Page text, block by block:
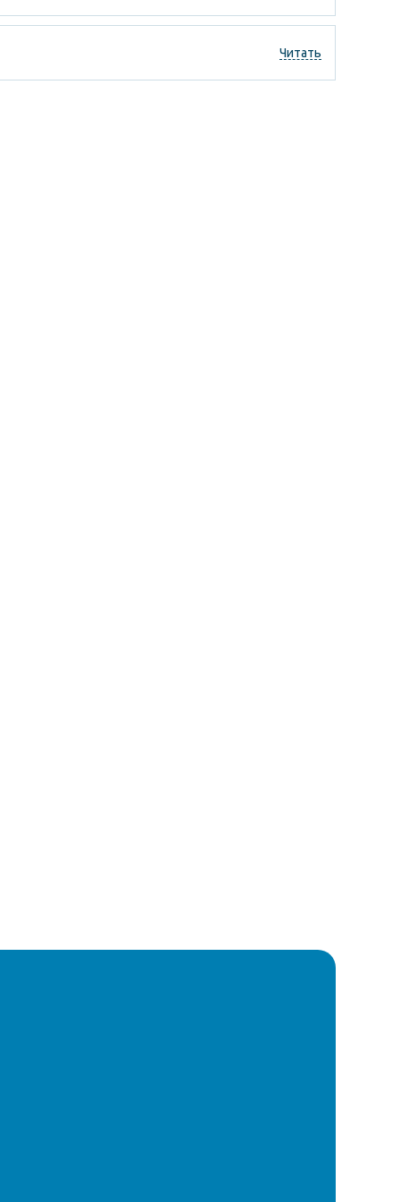
Читать